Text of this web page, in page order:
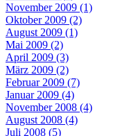
November 2009 (1)
Oktober 2009 (2)
August 2009 (1)
Mai 2009 (2)
April 2009 (3)
März 2009 (2)
Februar 2009 (7)
Januar 2009 (4)
November 2008 (4)
August 2008 (4)
Juli 2008 (5)